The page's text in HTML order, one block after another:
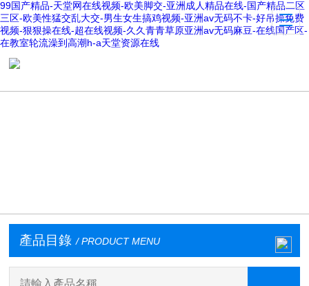
99国产精品-天堂网在线视频-欧美脚交-亚洲成人精品在线-国产精品二区
三区-欧美性猛交乱大交-男生女生搞鸡视频-亚洲av无码不卡-好吊操免费
视频-狠狠操在线-超在线视频-久久青青草原亚洲av无码麻豆-在线国产区-
在教室轮流澡到高潮h-a天堂资源在线
產品目錄 / PRODUCT MENU